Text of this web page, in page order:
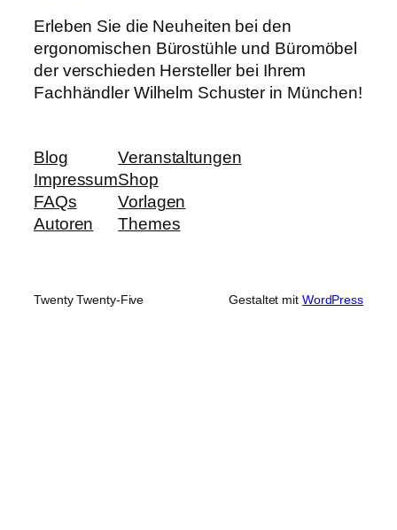
Erleben Sie die Neuheiten bei den
ergonomischen Bürostühle und Büromöbel
der verschieden Hersteller bei Ihrem
Fachhändler Wilhelm Schuster in München!
Blog
Impressum
FAQs
Autoren
Veranstaltungen
Shop
Vorlagen
Themes
Twenty Twenty-Five Gestaltet mit WordPress